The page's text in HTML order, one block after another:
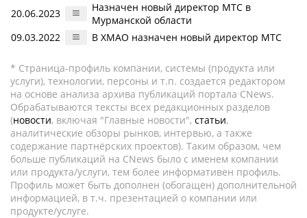
20.06.2023
Назначен новый директор МТС в
Мурманской области
09.03.2022
В ХМАО назначен новый директор МТС
* Страница-профиль компании, системы (продукта или
услуги), технологии, персоны и т.п. создается редактором
на основе анализа архива публикаций портала CNews.
Обрабатываются тексты всех редакционных разделов
(новости, включая "Главные новости", статьи,
аналитические обзоры рынков, интервью, а также
содержание партнёрских проектов). Таким образом, чем
больше публикаций на CNews было с именем компании
или продукта/услуги, тем более информативен профиль.
Профиль может быть дополнен (обогащен) дополнительной
информацией, в т.ч. презентацией о компании или
продукте/услуге.